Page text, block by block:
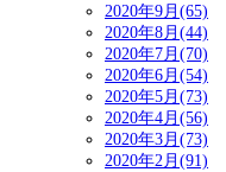
2020年9月(65)
2020年8月(44)
2020年7月(70)
2020年6月(54)
2020年5月(73)
2020年4月(56)
2020年3月(73)
2020年2月(91)